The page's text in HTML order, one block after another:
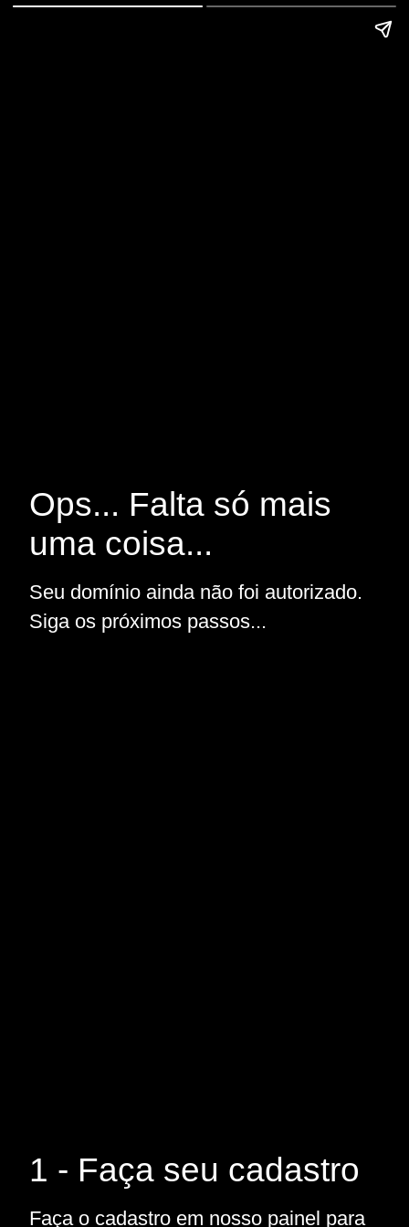
Ops... Falta só mais
uma coisa...
Seu domínio ainda não foi autorizado.
Siga os próximos passos...
1 - Faça seu cadastro
Faça o cadastro em nosso painel para